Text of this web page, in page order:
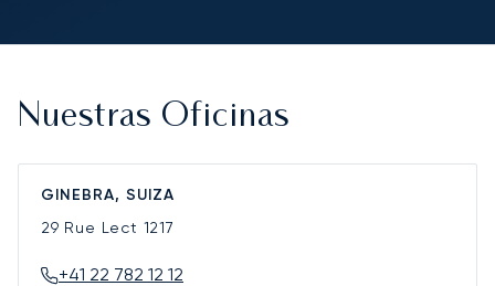
Nuestras Oficinas
GINEBRA, SUIZA
29 Rue Lect 1217
+41 22 782 12 12